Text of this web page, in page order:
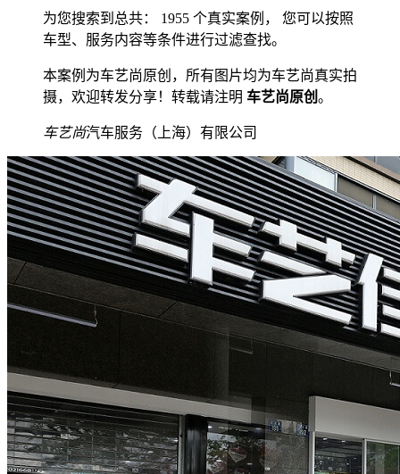
为您搜索到总共： 1955 个真实案例， 您可以按照
车型、服务内容等条件进行过滤查找。
本案例为车艺尚原创，所有图片均为车艺尚真实拍
摄，欢迎转发分享！转载请注明 车艺尚原创 。
车艺尚汽车服务（上海）有限公司